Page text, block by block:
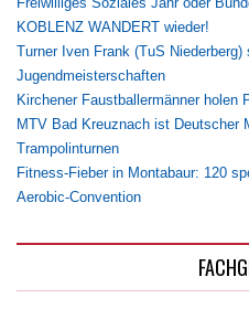
KOBLENZ WANDERT wieder!
Turner Iven Frank (TuS
Jugendmeisterschaften
Kirchener Faustballermänner holen
MTV Bad Kreuznach ist Deutscher
Trampolinturnen
Fitness-Fieber in Montabaur: 120
Aerobic-Convention